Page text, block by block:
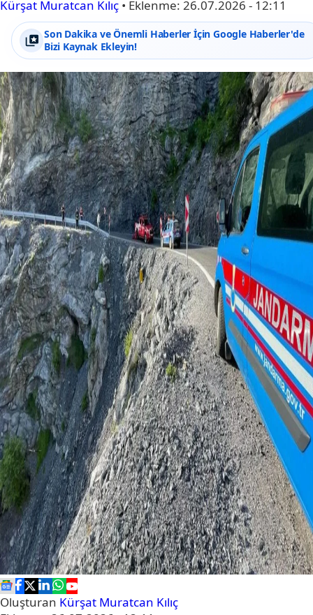
Kürşat Muratcan Kılıç • Eklenme: 26.07.2026 - 12:11
Son Dakika ve Önemli Haberler İçin Google Haberler'de
Bizi Kaynak Ekleyin!
Oluşturan Kürşat Muratcan Kılıç